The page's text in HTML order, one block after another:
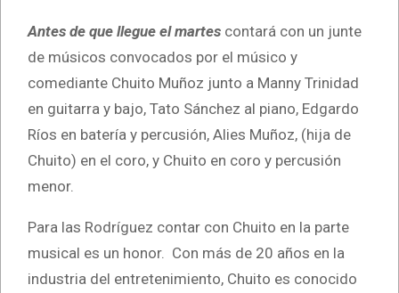
Antes de que llegue el martes contará con un junte
de músicos convocados por el músico y
comediante Chuito Muñoz junto a Manny Trinidad
en guitarra y bajo, Tato Sánchez al piano, Edgardo
Ríos en batería y percusión, Alies Muñoz, (hija de
Chuito) en el coro, y Chuito en coro y percusión
menor.
Para las Rodríguez contar con Chuito en la parte
musical es un honor. Con más de 20 años en la
industria del entretenimiento, Chuito es conocido